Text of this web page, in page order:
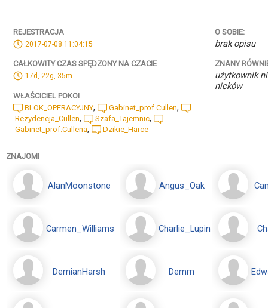
REJESTRACJA
2017-07-08 11:04:15
CAŁKOWITY CZAS SPĘDZONY NA CZACIE
17d, 22g, 35m
WŁAŚCICIEL POKOI
BLOK_OPERACYJNY, Gabinet_prof.Cullen,
Rezydencja_Cullen, Szafa_Tajemnic,
Gabinet_prof.Cullena, Dzikie_Harce
O SOBIE:
brak opisu
ZNANY
użytkownik
nicków
ZNAJOMI
AlanMoonstone Angus_Oak
Carmen_Williams Charlie_Lupinus
DemianHarsh Demm